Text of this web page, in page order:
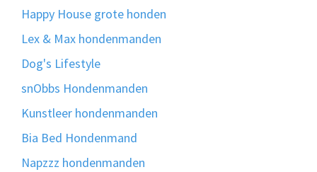
Happy House grote honden
Lex & Max hondenmanden
Dog's Lifestyle
snObbs Hondenmanden
Kunstleer hondenmanden
Bia Bed Hondenmand
Napzzz hondenmanden